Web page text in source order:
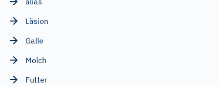
Läsion
Galle
Molch
Futter